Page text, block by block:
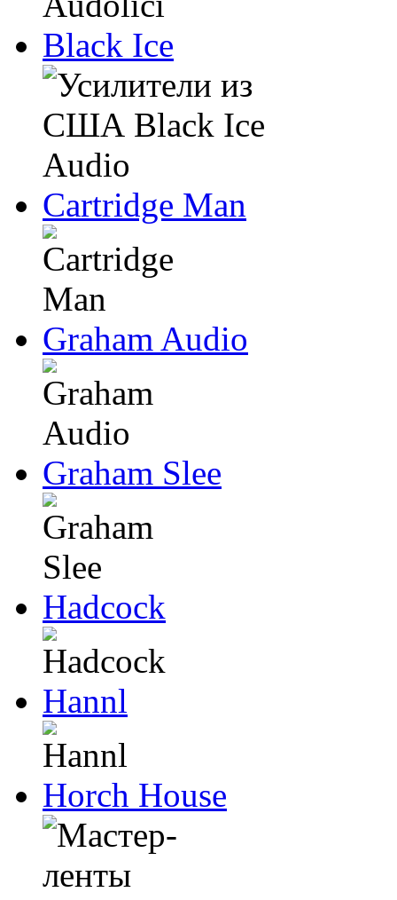
Black Ice
Cartridge Man
Graham Audio
Graham Slee
Hadcock
Hannl
Horch House